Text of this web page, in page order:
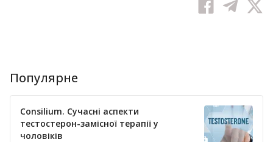
Популярне
Consilium. Сучасні аспекти
тестостерон-замісної терапії у
чоловіків